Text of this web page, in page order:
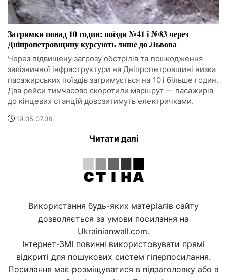
Затримки понад 10 годин: поїзди №41 і №83 через
Дніпропетровщину курсують лише до Львова
Через підвищену загрозу обстрілів та пошкодження
залізничної інфраструктури на Дніпропетровщині низка
пасажирських поїздів затримується на 10 і більше годин.
Два рейси тимчасово скоротили маршрут — пасажирів
до кінцевих станцій довозитимуть електричками.
19:05 07.08
Читати далі
Використання будь-яких матеріалів сайту
дозволяється за умови посилання на
Ukrainianwall.com.
Інтернет-ЗМІ повинні використовувати прямі
відкриті для пошукових систем гіперпосилання.
Посилання має розміщуватися в підзаголовку або в